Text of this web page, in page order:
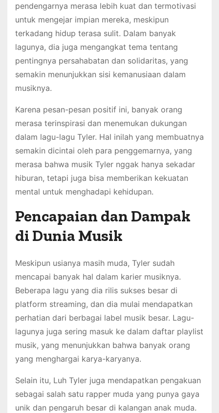
pendengarnya merasa lebih kuat dan termotivasi
untuk mengejar impian mereka, meskipun
terkadang hidup terasa sulit. Dalam banyak
lagunya, dia juga mengangkat tema tentang
pentingnya persahabatan dan solidaritas, yang
semakin menunjukkan sisi kemanusiaan dalam
musiknya.
Karena pesan-pesan positif ini, banyak orang
merasa terinspirasi dan menemukan dukungan
dalam lagu-lagu Tyler. Hal inilah yang membuatnya
semakin dicintai oleh para penggemarnya, yang
merasa bahwa musik Tyler nggak hanya sekadar
hiburan, tetapi juga bisa memberikan kekuatan
mental untuk menghadapi kehidupan.
Pencapaian dan Dampak
di Dunia Musik
Meskipun usianya masih muda, Tyler sudah
mencapai banyak hal dalam karier musiknya.
Beberapa lagu yang dia rilis sukses besar di
platform streaming, dan dia mulai mendapatkan
perhatian dari berbagai label musik besar. Lagu-
lagunya juga sering masuk ke dalam daftar playlist
musik, yang menunjukkan bahwa banyak orang
yang menghargai karya-karyanya.
Selain itu, Luh Tyler juga mendapatkan pengakuan
sebagai salah satu rapper muda yang punya gaya
unik dan pengaruh besar di kalangan anak muda.